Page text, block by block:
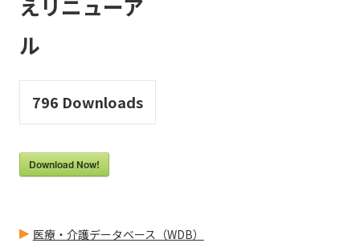
えリニューア
ル
796 Downloads
Download Now!
医療・介護データベース（WDB）